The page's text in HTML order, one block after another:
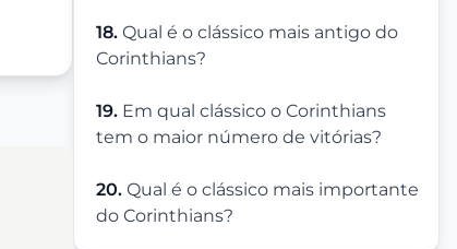
18. Qual é o clássico mais antigo do
Corinthians?
19. Em qual clássico o Corinthians
tem o maior número de vitórias?
20. Qual é o clássico mais importante
do Corinthians?